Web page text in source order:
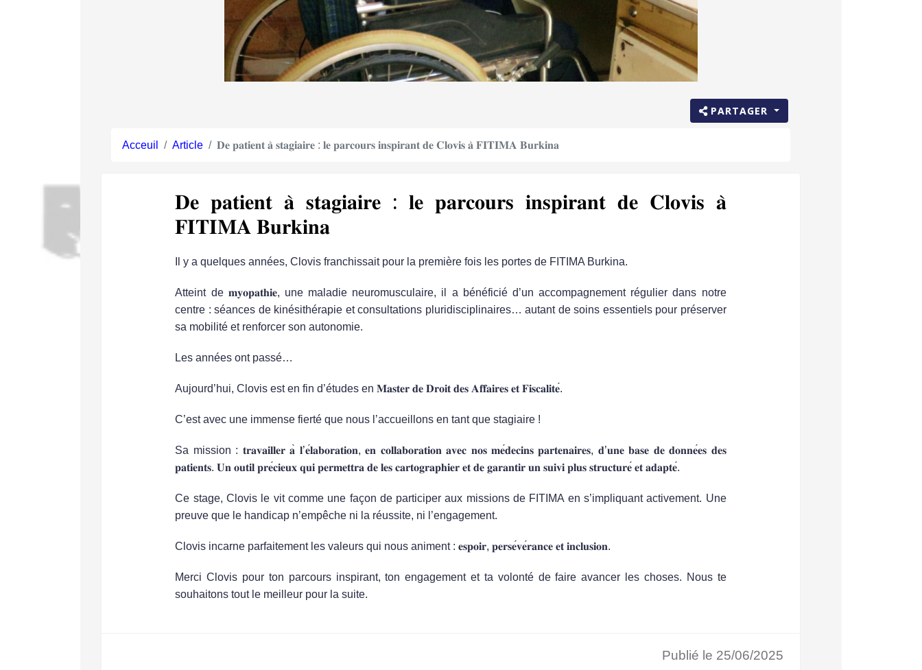
PARTAGER
Acceuil Article 𝐃𝐞 𝐩𝐚𝐭𝐢𝐞𝐧𝐭 𝐚̀ 𝐬𝐭𝐚𝐠𝐢𝐚𝐢𝐫𝐞 : 𝐥𝐞 𝐩𝐚𝐫𝐜𝐨𝐮𝐫𝐬 𝐢𝐧𝐬𝐩𝐢𝐫𝐚𝐧𝐭 𝐝𝐞 𝐂𝐥𝐨𝐯𝐢𝐬 𝐚̀ 𝐅𝐈𝐓𝐈𝐌𝐀 𝐁𝐮𝐫𝐤𝐢𝐧𝐚
𝐃𝐞 𝐩𝐚𝐭𝐢𝐞𝐧𝐭 𝐚̀ 𝐬𝐭𝐚𝐠𝐢𝐚𝐢𝐫𝐞 : 𝐥𝐞 𝐩𝐚𝐫𝐜𝐨𝐮𝐫𝐬 𝐢𝐧𝐬𝐩𝐢𝐫𝐚𝐧𝐭 𝐝𝐞 𝐂𝐥𝐨𝐯𝐢𝐬 𝐚̀
𝐅𝐈𝐓𝐈𝐌𝐀 𝐁𝐮𝐫𝐤𝐢𝐧𝐚
Il y a quelques années, Clovis franchissait pour la première fois les portes de FITIMA Burkina.
Atteint de 𝐦𝐲𝐨𝐩𝐚𝐭𝐡𝐢𝐞, une maladie neuromusculaire, il a bénéficié d’un accompagnement régulier dans notre
centre : séances de kinésithérapie et consultations pluridisciplinaires… autant de soins essentiels pour préserver
sa mobilité et renforcer son autonomie.
Les années ont passé…
Aujourd’hui, Clovis est en fin d’études en𝐌𝐚𝐬𝐭𝐞𝐫 𝐝𝐞 𝐃𝐫𝐨𝐢𝐭 𝐝𝐞𝐬 𝐀𝐟𝐟𝐚𝐢𝐫𝐞𝐬 𝐞𝐭 𝐅𝐢𝐬𝐜𝐚𝐥𝐢𝐭𝐞́.
C’est avec une immense fierté que nous l’accueillons en tant que stagiaire !
Sa mission : 𝐭𝐫𝐚𝐯𝐚𝐢𝐥𝐥𝐞𝐫 𝐚 𝐥’𝐞𝐥𝐚𝐛𝐨𝐫𝐚𝐭𝐢𝐨𝐧,𝐞𝐧 𝐜𝐨𝐥𝐥𝐚𝐛𝐨𝐫𝐚𝐭𝐢𝐨𝐧 𝐚𝐯𝐞𝐜 𝐧𝐨𝐬 𝐦𝐞𝐝𝐞𝐜𝐢𝐧𝐬 𝐩𝐚𝐫𝐭𝐞𝐧𝐚𝐢𝐫𝐞𝐬, 𝐝’𝐮𝐧𝐞 𝐛𝐚𝐬𝐞 𝐝𝐞 𝐝𝐨𝐧𝐧𝐞𝐞𝐬 𝐝𝐞𝐬
𝐩𝐚𝐭𝐢𝐞𝐧𝐭𝐬.𝐔𝐧 𝐨𝐮𝐭𝐢𝐥 𝐩𝐫𝐞𝐜𝐢𝐞𝐮𝐱 𝐪𝐮𝐢 𝐩𝐞𝐫𝐦𝐞𝐭𝐭𝐫𝐚 𝐝𝐞 𝐥𝐞𝐬 𝐜𝐚𝐫𝐭𝐨𝐠𝐫𝐚𝐩𝐡𝐢𝐞𝐫 𝐞𝐭 𝐝𝐞 𝐠𝐚𝐫𝐚𝐧𝐭𝐢𝐫 𝐮𝐧 𝐬𝐮𝐢𝐯𝐢 𝐩𝐥𝐮𝐬 𝐬𝐭𝐫𝐮𝐜𝐭𝐮𝐫𝐞 ́𝐞𝐭 𝐚𝐝𝐚𝐩𝐭𝐞́.
Ce stage, Clovis le vit comme une façon de participer aux missions de FITIMA en s’impliquant activement. Une
preuve que le handicap n’empêche ni la réussite, ni l’engagement.
Clovis incarne parfaitement les valeurs qui nous animent :𝐞𝐬𝐩𝐨𝐢𝐫,𝐩𝐞𝐫𝐬𝐞𝐯𝐞𝐫𝐚𝐧𝐜𝐞 𝐞𝐭 𝐢𝐧𝐜𝐥𝐮𝐬𝐢𝐨𝐧.
Merci Clovis pour ton parcours inspirant, ton engagement et ta volonté de faire avancer les choses. Nous te
souhaitons tout le meilleur pour la suite.
Publié le 25/06/2025